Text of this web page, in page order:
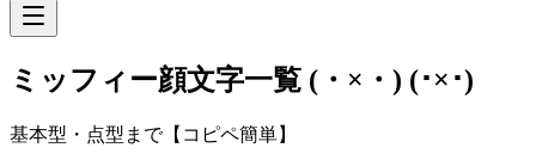
ミッフィー顔文字一覧 (・×・) (･×･)
基本型・点型まで【コピペ簡単】